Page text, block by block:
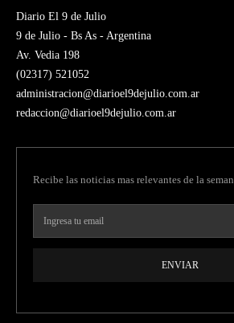
Diario El 9 de Julio
9 de Julio - Bs As - Argentina
Av. Vedia 198
(02317) 521052
administracion@diarioel9dejulio.com.ar
redaccion@diarioel9dejulio.com.ar
Recibe las noticias mas relevantes de la
ENVIAR